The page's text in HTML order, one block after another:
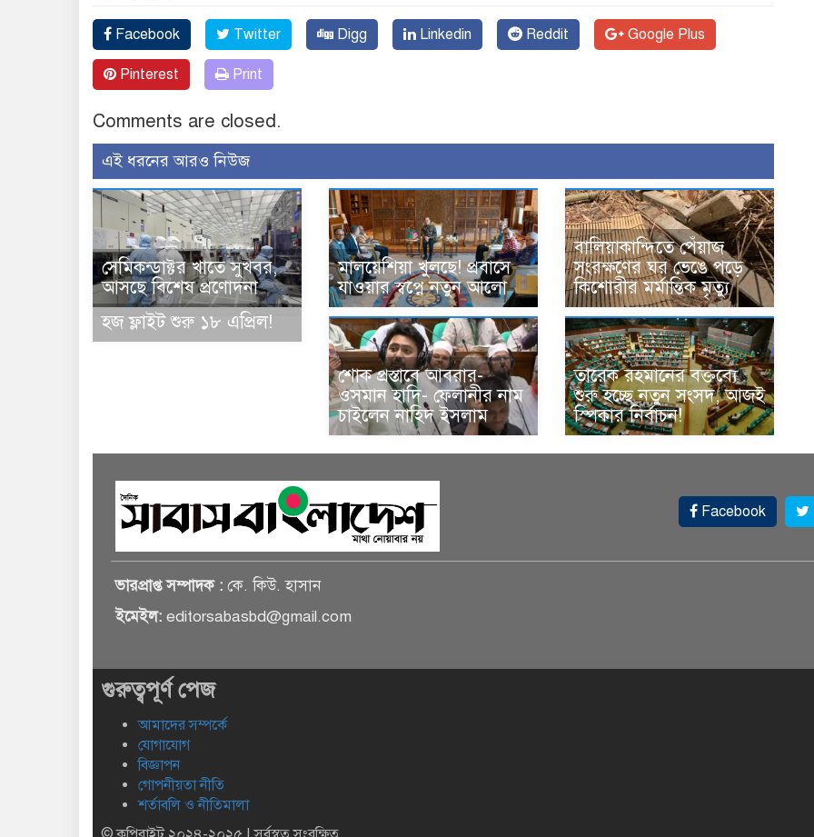
Facebook Twitter Digg Linkedin Reddit Google Plus
Pinterest Print
Comments are closed.
এই ধরনের আরও নিউজ
সেমিকন্ডাক্টর খাতে সুখবর,
আসছে বিশেষ প্রণোদনা
মালয়েশিয়া খুলছে! প্রবাসে
যাওয়ার স্বপ্নে নতুন আলো
বালিয়াকান্দিতে পেঁয়াজ
সংরক্ষণের ঘর ভেঙে পড়ে
কিশোরীর মর্মান্তিক মৃত্যু
হজ ফ্লাইট শুরু ১৮ এপ্রিল!
শোক প্রস্তাবে আবরার-
ওসমান হাদি- ফেলানীর নাম
চাইলেন নাহিদ ইসলাম
তারেক রহমানের বক্তব্যে
শুরু হচ্ছে নতুন সংসদ, আজই
স্পিকার নির্বাচন!
Facebook
ভারপ্রাপ্ত সম্পাদক : কে. কিউ. হাসান
ইমেইল: editorsabasbd@gmail.com
গুরুত্বপূর্ণ পেজ
আমাদের সম্পর্কে
যোগাযোগ
বিজ্ঞাপন
গোপনীয়তা নীতি
শর্তাবলি ও নীতিমালা